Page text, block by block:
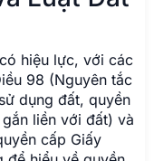
hiệu lực, với các
98 (Nguyên tắc
dụng đất, quyền
liền với đất) và
cấp Giấy